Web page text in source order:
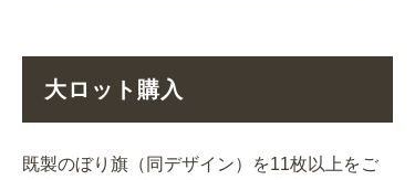
大ロット購入
既製のぼり旗（同デザイン）を11枚以上をご